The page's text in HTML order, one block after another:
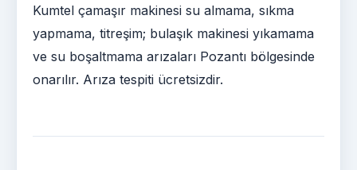
Kumtel çamaşır makinesi su almama, sıkma
yapmama, titreşim; bulaşık makinesi yıkamama
ve su boşaltmama arızaları Pozantı bölgesinde
onarılır. Arıza tespiti ücretsizdir.